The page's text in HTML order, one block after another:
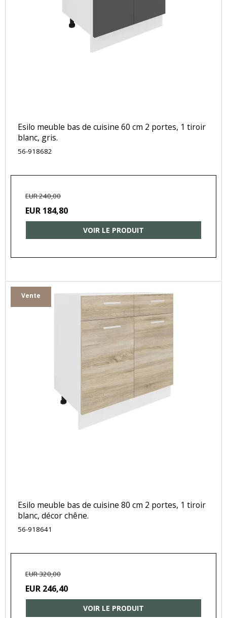
Esilo meuble bas de cuisine 60 cm 2 portes, 1 tiroir
blanc, gris.
56-918682
EUR 240,00
EUR 184,80
VOIR LE PRODUIT
Vente
Esilo meuble bas de cuisine 80 cm 2 portes, 1 tiroir
blanc, décor chêne.
56-918641
EUR 320,00
EUR 246,40
VOIR LE PRODUIT